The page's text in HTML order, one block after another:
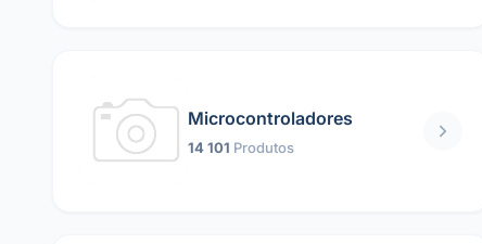
Microcontroladores
14 101 Produtos